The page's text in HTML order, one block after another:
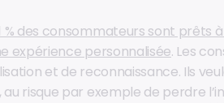
% des consommateurs sont prêts
expérience personnalisée. Les
et de reconnaissance. Ils
au risque par exemple de perdre